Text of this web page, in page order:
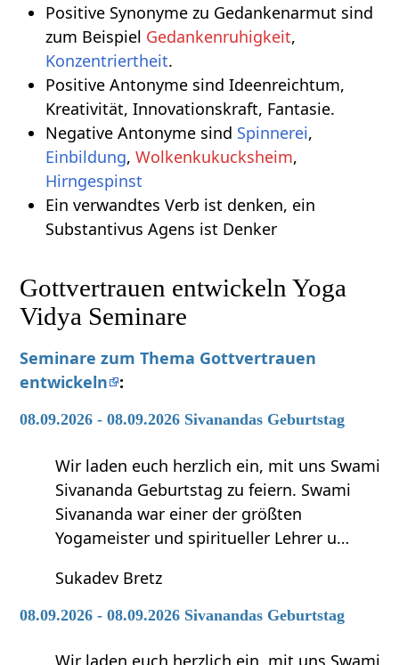
Positive Synonyme zu Gedankenarmut sind
zum Beispiel Gedankenruhigkeit,
Konzentriertheit.
Positive Antonyme sind Ideenreichtum,
Kreativität, Innovationskraft, Fantasie.
Negative Antonyme sind Spinnerei,
Einbildung, Wolkenkukucksheim,
Hirngespinst
Ein verwandtes Verb ist denken, ein
Substantivus Agens ist Denker
Gottvertrauen entwickeln Yoga
Vidya Seminare
Seminare zum Thema Gottvertrauen
entwickeln
:
08.09.2026 - 08.09.2026 Sivanandas Geburtstag
Wir laden euch herzlich ein, mit uns Swami
Sivananda Geburtstag zu feiern. Swami
Sivananda war einer der größten
Yogameister und spiritueller Lehrer u…
Sukadev Bretz
08.09.2026 - 08.09.2026 Sivanandas Geburtstag